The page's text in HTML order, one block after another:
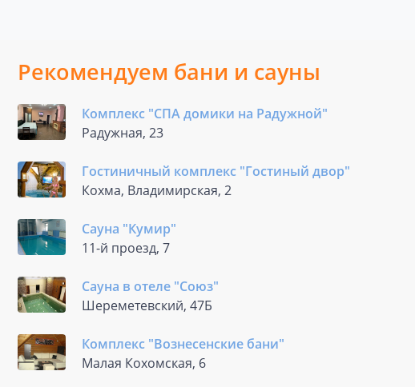
Рекомендуем бани и сауны
Комплекс "СПА домики на Радужной"
Радужная, 23
Гостиничный комплекс "Гостиный двор"
Кохма, Владимирская, 2
Сауна "Кумир"
11-й проезд, 7
Сауна в отеле "Союз"
Шереметевский, 47Б
Комплекс "Вознесенские бани"
Малая Кохомская, 6